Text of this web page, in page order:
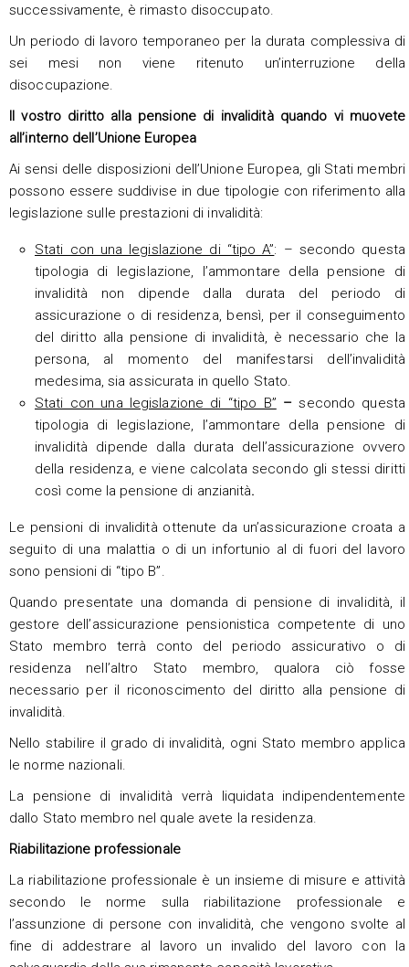
successivamente, è rimasto disoccupato.
Un periodo di lavoro temporaneo per la durata complessiva di
sei mesi non viene ritenuto un’interruzione della
disoccupazione.
Il vostro diritto alla pensione di invalidità quando vi muovete
all’interno dell’Unione Europea
Ai sensi delle disposizioni dell’Unione Europea, gli Stati membri
possono essere suddivise in due tipologie con riferimento alla
legislazione sulle prestazioni di invalidità:
Stati con una legislazione di “tipo A”: – secondo questa
tipologia di legislazione, l’ammontare della pensione di
invalidità non dipende dalla durata del periodo di
assicurazione o di residenza, bensì, per il conseguimento
del diritto alla pensione di invalidità, è necessario che la
persona, al momento del manifestarsi dell’invalidità
medesima, sia assicurata in quello Stato.
Stati con una legislazione di “tipo B” –secondo questa
tipologia di legislazione, l’ammontare della pensione di
invalidità dipende dalla durata dell’assicurazione ovvero
della residenza, e viene calcolata secondo gli stessi diritti
così come la pensione di anzianità.
Le pensioni di invalidità ottenute da un’assicurazione croata a
seguito di una malattia o di un infortunio al di fuori del lavoro
sono pensioni di “tipo B”.
Quando presentate una domanda di pensione di invalidità, il
gestore dell’assicurazione pensionistica competente di uno
Stato membro terrà conto del periodo assicurativo o di
residenza nell’altro Stato membro, qualora ciò fosse
necessario per il riconoscimento del diritto alla pensione di
invalidità.
Nello stabilire il grado di invalidità, ogni Stato membro applica
le norme nazionali.
La pensione di invalidità verrà liquidata indipendentemente
dallo Stato membro nel quale avete la residenza.
Riabilitazione professionale
La riabilitazione professionale è un insieme di misure e attività
secondo le norme sulla riabilitazione professionale e
l’assunzione di persone con invalidità, che vengono svolte al
fine di addestrare al lavoro un invalido del lavoro con la